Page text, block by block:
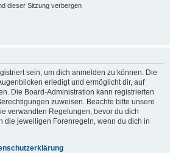
dieser Sitzung verbergen
sein, um dich anmelden zu können. Die
erledigt und ermöglicht dir, auf
Die Board-Administration kann registrierten
zuweisen. Beachte bitte unsere
verwandten Regelungen, bevor du dich
die jeweiligen Forenregeln, wenn du dich in